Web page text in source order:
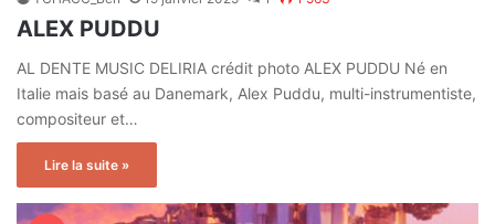
ALEX PUDDU
AL DENTE MUSIC DELIRIA crédit photo ALEX PUDDU Né en
Italie mais basé au Danemark, Alex Puddu, multi-instrumentiste,
compositeur et…
Lire la suite »